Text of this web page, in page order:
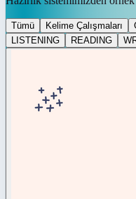
Tümü Kelime Çalışmaları
LISTENING
READING